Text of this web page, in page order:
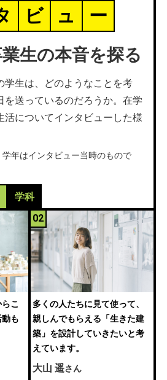
ビ ュ ー
生の本音を探る
学生は、どのようなことを考
を送っているのだろうか。在学
活についてインタビューした様
年はインタビュー当時のもので
学科
こ
も
02
多くの人たちに見て使って、
親しんでもらえる「生きた建
築」を設計していきたいと考
えています。
大山 遥さん